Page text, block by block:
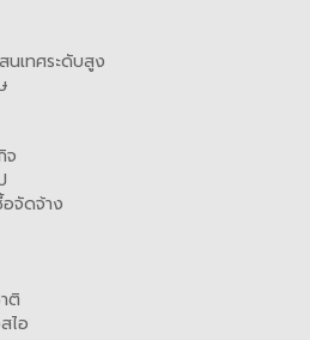
นเทศระดับสูง
จ
จัดจ้าง
ติ
ไอ